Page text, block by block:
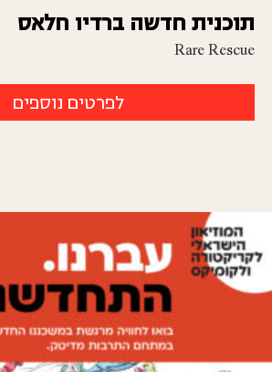
תוכנית חדשה ברדיו חלאס
Rare Rescue
לפרטים נוספים